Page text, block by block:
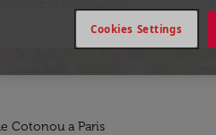
Cotonou a Paris
Cookies Settings